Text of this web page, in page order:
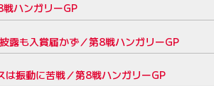
ハンガリーGP
露も入賞届かず／第8戦ハンガリーGP
振動に苦戦／第8戦ハンガリーGP